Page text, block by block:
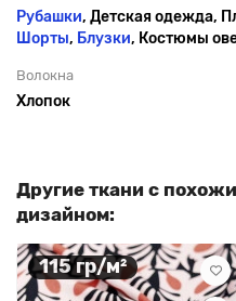
Рубашки, Детская одежда,
Шорты, Блузки, Костюмы
Волокна
Хлопок
Другие ткани с
дизайном:
115 гр/м²